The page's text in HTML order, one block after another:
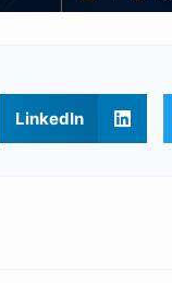
LinkedIn